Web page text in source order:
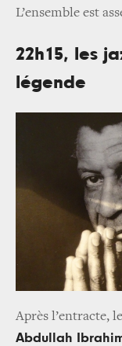
L’ensemble est
22h15, les
légende
Après l’entracte,
Abdullah